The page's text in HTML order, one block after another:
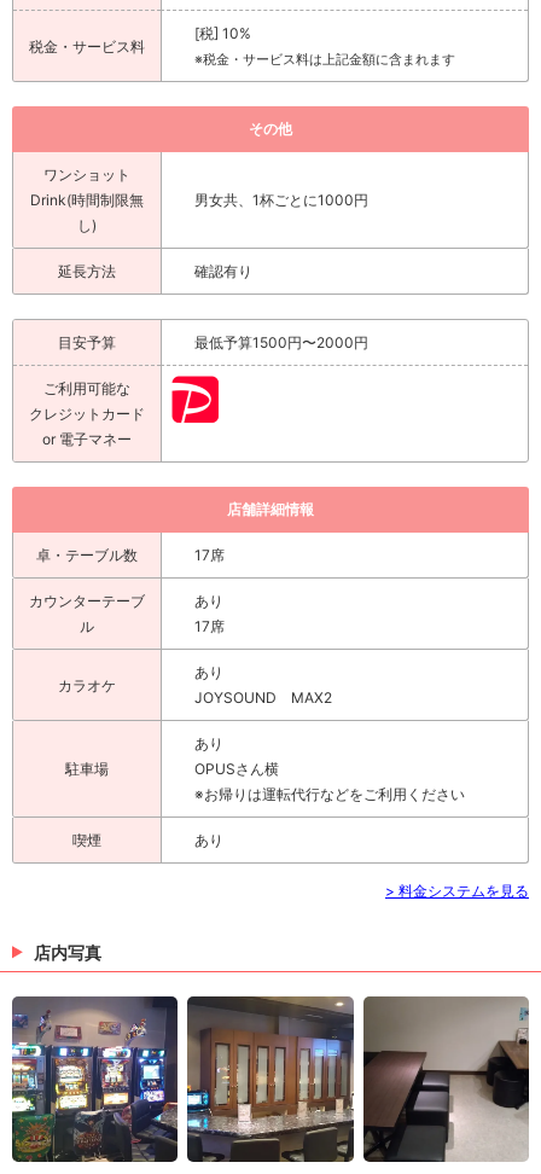
税金・サービス料
[税] 10%
※税金・サービス料は上記金額に含まれます
その他
ワンショット
Drink(時間制限無
し)
男女共、1杯ごとに1000円
延長方法 確認有り
目安予算 最低予算1500円〜2000円
ご利用可能な
クレジットカード
or 電子マネー
店舗詳細情報
卓・テーブル数 17席
カウンターテーブ
ル
あり
17席
カラオケ
あり
JOYSOUND MAX2
駐車場
あり
OPUSさん横
※お帰りは運転代行などをご利用ください
喫煙 あり
> 料金システムを見る
店内写真